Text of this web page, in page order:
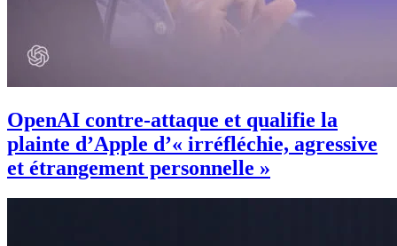
OpenAI contre-attaque et qualifie la
plainte d’Apple d’« irréfléchie, agressive
et étrangement personnelle »